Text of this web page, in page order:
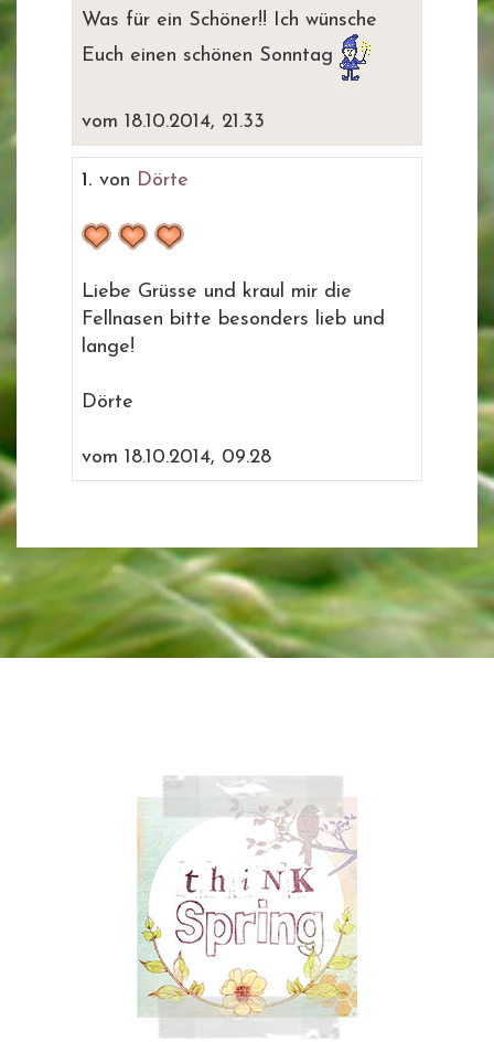
Was für ein Schöner!! Ich wünsche
Euch einen schönen Sonntag
vom 18.10.2014, 21.33
1. von Dörte
Liebe Grüsse und kraul mir die
Fellnasen bitte besonders lieb und
lange!
Dörte
vom 18.10.2014, 09.28